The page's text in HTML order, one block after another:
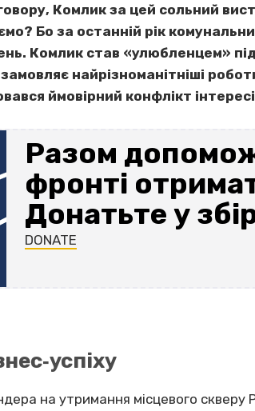
Комлик за цей сольний
Бо за останній рік
Комлик став «улюбленцем»
найрізноманітніші
ймовірний конфлікт
Разом
фронті
Донатьте у
DONATE
на утримання місцевого